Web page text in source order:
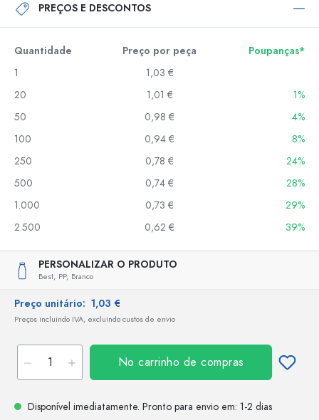
PREÇOS E DESCONTOS
Quantidade Preço por peça
Poupanças*
1
1,03 €
20
1,01 €
1%
50
0,98 €
4%
100
0,94 €
8%
250
0,78 €
24%
500
0,74 €
28%
1.000
0,73 €
29%
2.500
0,62 € 39%
PERSONALIZAR O PRODUTO
Best, PP, Branco
Preço unitário: 1,03 €
Preços incluindo IVA, excluindo custos de envio
No carrinho de compras
Disponível imediatamente. Pronto para envio em: 1-2 dias